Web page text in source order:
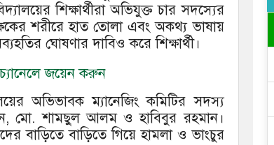
শিক্ষার্থীরা অভিযুক্ত চার সদস্যের
শরীরে হাত তোলা এবং অকথ্য ভাষায়
ঘোষণার দাবিও করে শিক্ষার্থী।
জয়েন করুন
অভিভাবক ম্যানেজিং কমিটির সদস্য
মো. শামছুল আলম ও হাবিবুর রহমান।
বাড়িতে বাড়িতে গিয়ে হামলা ও ভাংচুর